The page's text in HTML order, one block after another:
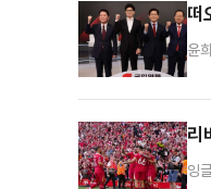
떠
윤
있
리
잉